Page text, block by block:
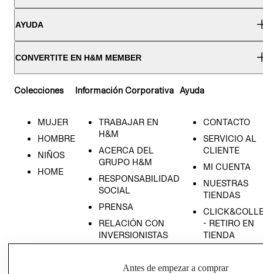
AYUDA
CONVERTITE EN H&M MEMBER
Colecciones
MUJER
HOMBRE
NIÑOS
HOME
Información Corporativa
TRABAJAR EN
H&M
ACERCA DEL
GRUPO H&M
RESPONSABILIDAD
SOCIAL
PRENSA
RELACIÓN CON
INVERSIONISTAS
EMPRESARIAL
Ayuda
CONTACTO
SERVICIO AL
CLIENTE
MI CUENTA
NUESTRAS
TIENDAS
- RETIRO EN
TIENDA
Antes de empezar a comprar